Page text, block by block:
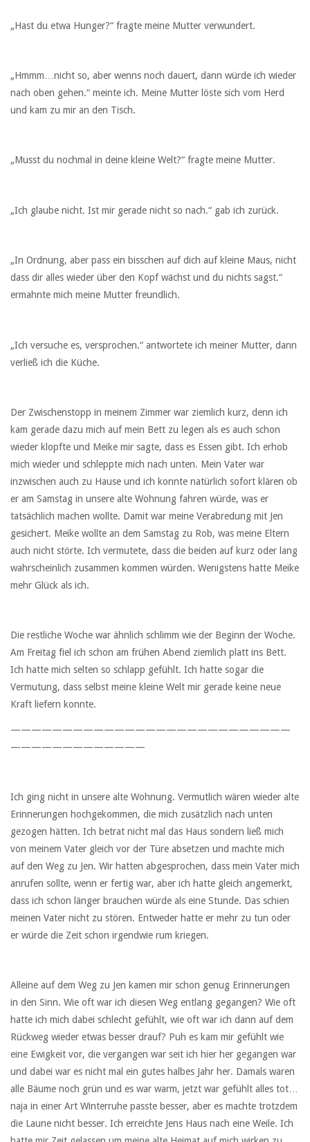
„Hast du etwa Hunger?“ fragte meine Mutter verwundert.
„Hmmm…nicht so, aber wenns noch dauert, dann würde ich wieder
nach oben gehen.“ meinte ich. Meine Mutter löste sich vom Herd
und kam zu mir an den Tisch.
„Musst du nochmal in deine kleine Welt?“ fragte meine Mutter.
„Ich glaube nicht. Ist mir gerade nicht so nach.“ gab ich zurück.
„In Ordnung, aber pass ein bisschen auf dich auf kleine Maus, nicht
dass dir alles wieder über den Kopf wächst und du nichts sagst.“
ermahnte mich meine Mutter freundlich.
„Ich versuche es, versprochen.“ antwortete ich meiner Mutter, dann
verließ ich die Küche.
Der Zwischenstopp in meinem Zimmer war ziemlich kurz, denn ich
kam gerade dazu mich auf mein Bett zu legen als es auch schon
wieder klopfte und Meike mir sagte, dass es Essen gibt. Ich erhob
mich wieder und schleppte mich nach unten. Mein Vater war
inzwischen auch zu Hause und ich konnte natürlich sofort klären ob
er am Samstag in unsere alte Wohnung fahren würde, was er
tatsächlich machen wollte. Damit war meine Verabredung mit Jen
gesichert. Meike wollte an dem Samstag zu Rob, was meine Eltern
auch nicht störte. Ich vermutete, dass die beiden auf kurz oder lang
wahrscheinlich zusammen kommen würden. Wenigstens hatte Meike
mehr Glück als ich.
Die restliche Woche war ähnlich schlimm wie der Beginn der Woche.
Am Freitag fiel ich schon am frühen Abend ziemlich platt ins Bett.
Ich hatte mich selten so schlapp gefühlt. Ich hatte sogar die
Vermutung, dass selbst meine kleine Welt mir gerade keine neue
Kraft liefern konnte.
———————————————————————————
—————————————
Ich ging nicht in unsere alte Wohnung. Vermutlich wären wieder alte
Erinnerungen hochgekommen, die mich zusätzlich nach unten
gezogen hätten. Ich betrat nicht mal das Haus sondern ließ mich
von meinem Vater gleich vor der Türe absetzen und machte mich
auf den Weg zu Jen. Wir hatten abgesprochen, dass mein Vater mich
anrufen sollte, wenn er fertig war, aber ich hatte gleich angemerkt,
dass ich schon länger brauchen würde als eine Stunde. Das schien
meinen Vater nicht zu stören. Entweder hatte er mehr zu tun oder
er würde die Zeit schon irgendwie rum kriegen.
Alleine auf dem Weg zu Jen kamen mir schon genug Erinnerungen
in den Sinn. Wie oft war ich diesen Weg entlang gegangen? Wie oft
hatte ich mich dabei schlecht gefühlt, wie oft war ich dann auf dem
Rückweg wieder etwas besser drauf? Puh es kam mir gefühlt wie
eine Ewigkeit vor, die vergangen war seit ich hier her gegangen war
und dabei war es nicht mal ein gutes halbes Jahr her. Damals waren
alle Bäume noch grün und es war warm, jetzt war gefühlt alles tot…
naja in einer Art Winterruhe passte besser, aber es machte trotzdem
die Laune nicht besser. Ich erreichte Jens Haus nach eine Weile. Ich